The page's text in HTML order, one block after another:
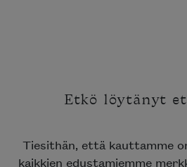
Etkö löytänyt
Tiesithän, että kauttamme
kaikkien edustamiemme